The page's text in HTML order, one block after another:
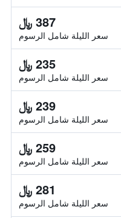
387 ﷼
سعر الليلة شامل الرسوم
235 ﷼
سعر الليلة شامل الرسوم
239 ﷼
سعر الليلة شامل الرسوم
259 ﷼
سعر الليلة شامل الرسوم
281 ﷼
سعر الليلة شامل الرسوم